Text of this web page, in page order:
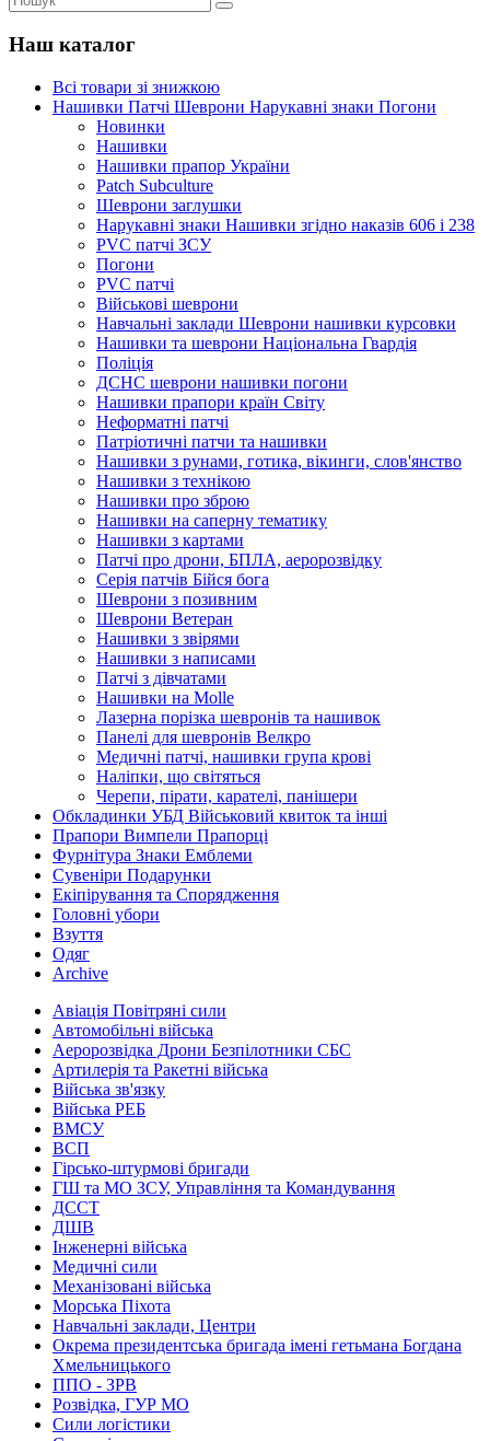
Наш каталог
Всі товари зі знижкою
Нашивки Патчі Шеврони Нарукавні знаки Погони
Новинки
Нашивки
Нашивки прапор України
Рatch Subculture
Шеврони заглушки
Нарукавні знаки Нашивки згідно наказів 606 і 238
PVC патчі ЗСУ
Погони
PVC патчі
Військові шеврони
Навчальні заклади Шеврони нашивки курсовки
Нашивки та шеврони Національна Гвардія
Поліція
ДСНС шеврони нашивки погони
Нашивки прапори країн Світу
Неформатні патчі
Патріотичні патчи та нашивки
Нашивки з рунами, готика, вікинги, слов'янство
Нашивки з технікою
Нашивки про зброю
Нашивки на саперну тематику
Нашивки з картами
Патчі про дрони, БПЛА, аеророзвідку
Серія патчів Бійся бога
Шеврони з позивним
Шеврони Ветеран
Нашивки з звірями
Нашивки з написами
Патчі з дівчатами
Нашивки на Molle
Лазерна порізка шевронів та нашивок
Панелі для шевронів Велкро
Медичні патчі, нашивки група крові
Наліпки, що світяться
Черепи, пірати, карателі, панішери
Обкладинки УБД Військовий квиток та інші
Прапори Вимпели Прапорці
Фурнітура Знаки Емблеми
Сувеніри Подарунки
Екіпірування та Спорядження
Головні убори
Взуття
Одяг
Archive
Авіація Повітряні сили
Автомобільні війська
Аеророзвідка Дрони Безпілотники СБС
Артилерія та Ракетні війська
Війська зв'язку
Війська РЕБ
ВМСУ
ВСП
Гірсько-штурмові бригади
ГШ та МО ЗСУ, Управління та Командування
ДССТ
ДШВ
Інженерні війська
Медичні сили
Механізовані війська
Морська Піхота
Навчальні заклади, Центри
Окрема президентська бригада імені гетьмана Богдана
Хмельницького
ППО - ЗРВ
Розвідка, ГУР МО
Сили логістики